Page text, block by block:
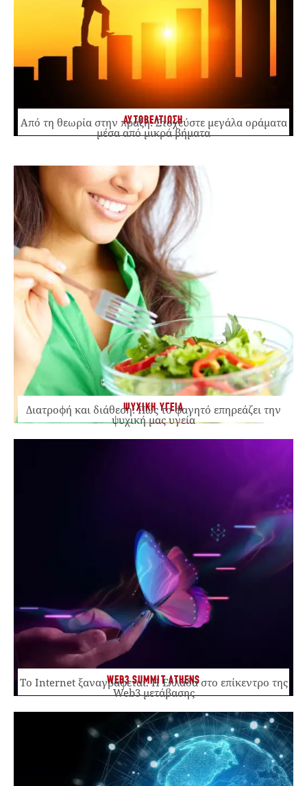
ΑΥΤΟΒΕΛΤΙΩΣΗ
Από τη θεωρία στην πράξη: Στοχεύστε μεγάλα οράματα
μέσα από μικρά βήματα
ΨΥΧΙΚΗ ΥΓΕΙΑ
Διατροφή και διάθεση: Πώς το φαγητό επηρεάζει την
ψυχική μας υγεία
WEB3 SUMMIT ATHENS
Το Internet ξαναγράφεται. Η Ελλάδα στο επίκεντρο της
Web3 μετάβασης